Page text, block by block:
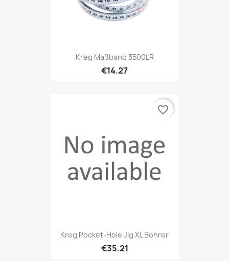
Kreg Maßband 3500LR
€14.27
Kreg Pocket-Hole Jig XL Bohrer
€35.21
favorite_border